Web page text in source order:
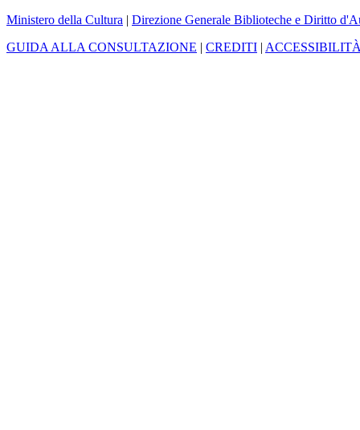
Ministero della Cultura | Direzione Generale Biblioteche e Diritto
GUIDA ALLA CONSULTAZIONE | CREDITI |